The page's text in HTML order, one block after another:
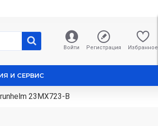
Войти Регистрация Избранное
И СЕРВИС
23MX723-B